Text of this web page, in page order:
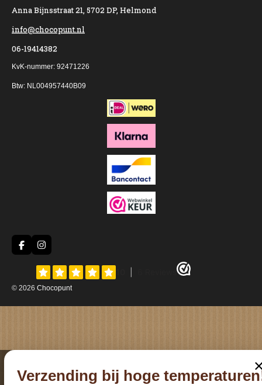
Anna Bijnsstraat 21, 5702 DP, Helmond
info@chocopunt.nl
06-19414382
KvK-nummer: 92471226
Btw: NL004957440B09
F
a
b
o
I
n
s
t
a
g
© 2026 Chocopunt
Verzending bij hoge